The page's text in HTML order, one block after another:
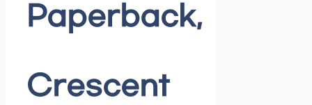
Paperback,
Crescent